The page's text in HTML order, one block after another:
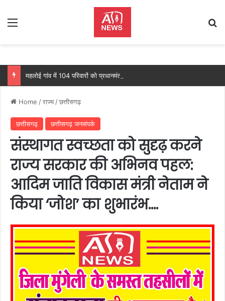
Menu
Home /राज्य /छत्तीसगढ़
छत्तीसगढ़ छत्तीसगढ़ जनसंपर्क
संस्थागत स्वच्छता को सुदृढ़ करने
राज्य सरकार की अभिनव पहल:
आदिम जाति विकास मंत्री नेताम ने
किया ‘जोश’ का शुभारंभ….